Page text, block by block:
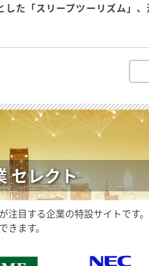
した「スリープツーリズム」
セレクト
注目する企業の特設サイトです
きます。